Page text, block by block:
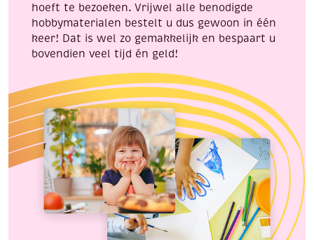
hoeft te bezoeken. Vrijwel alle benodigde
hobbymaterialen bestelt u dus gewoon in één
keer! Dat is wel zo gemakkelijk en bespaart u
bovendien veel tijd én geld!